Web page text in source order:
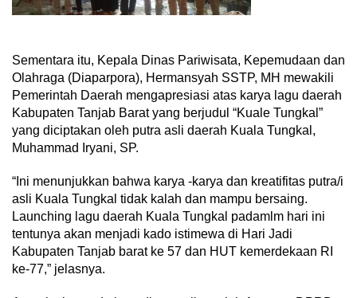
Sementara itu, Kepala Dinas Pariwisata, Kepemudaan dan
Olahraga (Diaparpora), Hermansyah SSTP, MH mewakili
Pemerintah Daerah mengapresiasi atas karya lagu daerah
Kabupaten Tanjab Barat yang berjudul “Kuale Tungkal”
yang diciptakan oleh putra asli daerah Kuala Tungkal,
Muhammad Iryani, SP.
“Ini menunjukkan bahwa karya -karya dan kreatifitas putra/i
asli Kuala Tungkal tidak kalah dan mampu bersaing.
Launching lagu daerah Kuala Tungkal padamlm hari ini
tentunya akan menjadi kado istimewa di Hari Jadi
Kabupaten Tanjab barat ke 57 dan HUT kemerdekaan RI
ke-77,” jelasnya.